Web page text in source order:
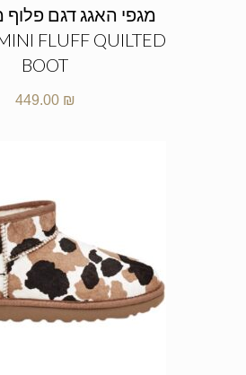
FLUFF QUILTED
BOOT
449.00 ₪